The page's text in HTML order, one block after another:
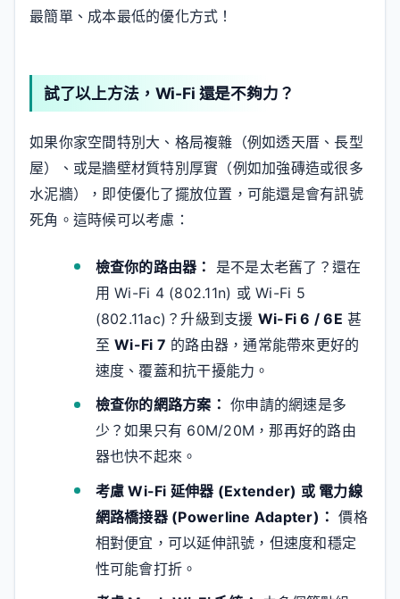
最簡單、成本最低的優化方式！
試了以上方法，Wi-Fi 還是不夠力？
如果你家空間特別大、格局複雜（例如透天厝、長型
屋）、或是牆壁材質特別厚實（例如加強磚造或很多
水泥牆），即使優化了擺放位置，可能還是會有訊號
死角。這時候可以考慮：
檢查你的路由器：
是不是太老舊了？還在
用 Wi-Fi 4 (802.11n) 或 Wi-Fi 5
(802.11ac)？升級到支援 Wi-Fi 6 / 6E 甚
至Wi-Fi 7 的路由器，通常能帶來更好的
速度、覆蓋和抗干擾能力。
檢查你的網路方案： 你申請的網速是多
少？如果只有 60M/20M，那再好的路由
器也快不起來。
考慮 Wi-Fi 延伸器 (Extender) 或 電力線
網路橋接器 (Powerline Adapter)： 價格
相對便宜，可以延伸訊號，但速度和穩定
性可能會打折。